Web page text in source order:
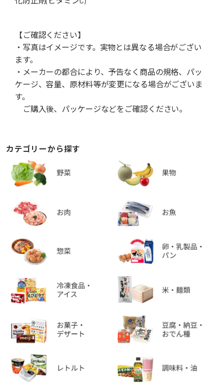
【ご確認ください】
・写真はイメージです。実物とは異なる場合がござい
ます。
・メーカーの都合により、予告なく商品の規格、パッ
ケージ、容量、原材料等が変更になる場合がございま
す。
ご購入後、パッケージなどをご確認ください。
カテゴリーから探す